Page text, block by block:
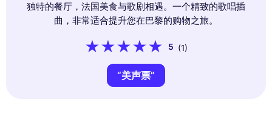
独特的餐厅，法国美食与歌剧相遇。一个精致的歌唱插
曲，非常适合提升您在巴黎的购物之旅。
5 (1)
“美声票”